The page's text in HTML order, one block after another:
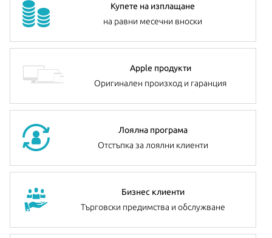
Купете на изплащане
на равни месечни вноски
Apple продукти
Оригинален произход и гаранция
Лоялна програма
Отстъпка за лоялни клиенти
Бизнес клиенти
Търговски предимства и обслужване